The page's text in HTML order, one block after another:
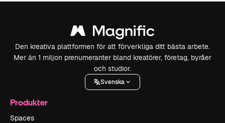
Den kreativa plattformen för att förverkliga ditt bästa arbete.
Mer än 1 miljon prenumeranter bland kreatörer, företag, byråer
och studior.
Svenska
Produkter
Spaces